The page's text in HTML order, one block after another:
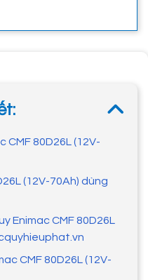
CMF 80D26L (12V-
(12V-70Ah) dùng
Enimac CMF 80D26L
CMF 80D26L (12V-